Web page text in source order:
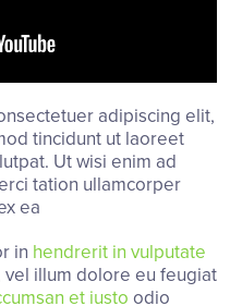
adipiscing elit,
tincidunt ut laoreet
Ut wisi enim ad
tation ullamcorper
ea
in hendrerit in vulputate
illum dolore eu feugiat
et iusto odio